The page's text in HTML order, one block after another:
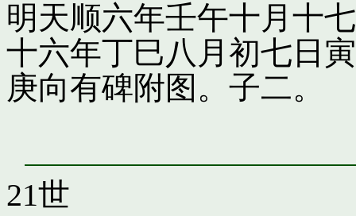
明天顺六年壬午十月十
十六年丁巳八月初七日
庚向有碑附图。子二。
21世